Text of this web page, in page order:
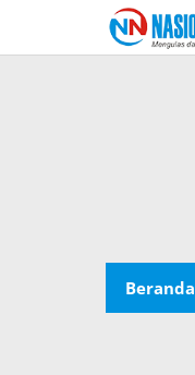
konten
Beranda